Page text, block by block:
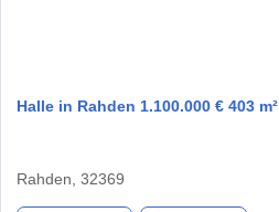
Halle in Rahden 1.100.000 € 403 m²
Rahden, 32369